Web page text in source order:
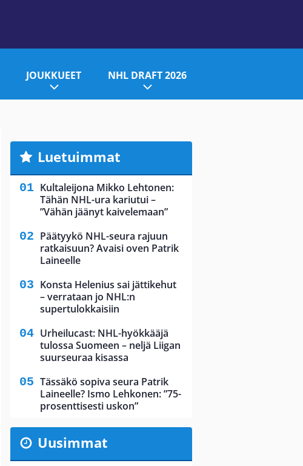
JOUKKUEET NHL DRAFT 2026
Luetuimmat
Kultaleijona Mikko Lehtonen:
Tähän NHL-ura kariutui –
”Vähän jäänyt kaivelemaan”
Päätyykö NHL-seura rajuun
ratkaisuun? Avaisi oven Patrik
Laineelle
Konsta Helenius sai jättikehut
– verrataan jo NHL:n
supertulokkaisiin
Urheilucast: NHL-hyökkääjä
tulossa Suomeen – neljä Liigan
suurseuraa kisassa
Tässäkö sopiva seura Patrik
Laineelle? Ismo Lehkonen: ”75-
prosenttisesti uskon”
Uusimmat